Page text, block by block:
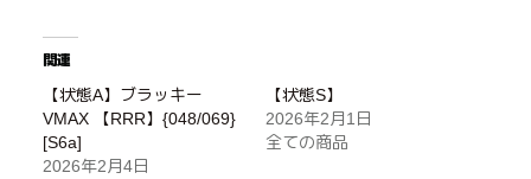
関連
【状態A】ブラッキー
VMAX 【RRR】{048/069}
[S6a]
2026年2月4日
【状態S】
2026年2月1日
全ての商品